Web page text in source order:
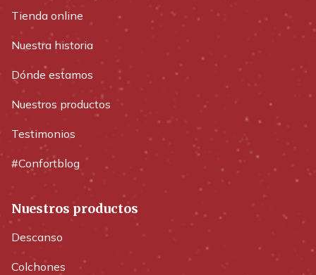
Tienda online
Nuestra historia
Dónde estamos
Nuestros productos
Testimonios
#Confortblog
Nuestros productos
Descanso
Colchones